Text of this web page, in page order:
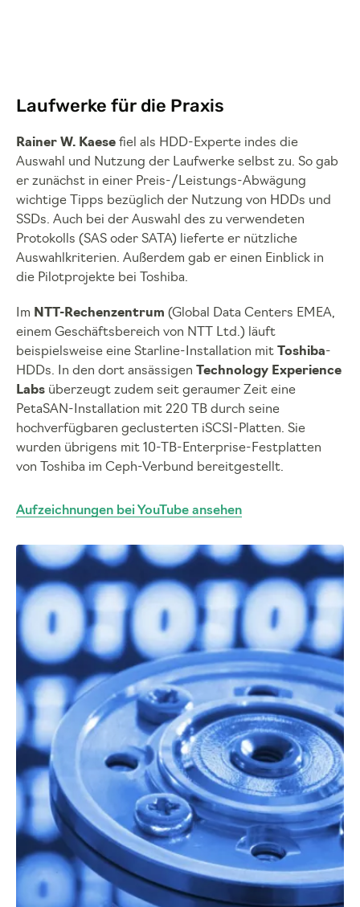
Laufwerke für die Praxis
Rainer W. Kaese fiel als HDD-Experte indes die
Auswahl und Nutzung der Laufwerke selbst zu. So gab
er zunächst in einer Preis-/Leistungs-Abwägung
wichtige Tipps bezüglich der Nutzung von HDDs und
SSDs. Auch bei der Auswahl des zu verwendeten
Protokolls (SAS oder SATA) lieferte er nützliche
Auswahlkriterien. Außerdem gab er einen Einblick in
die Pilotprojekte bei Toshiba.
Im NTT-Rechenzentrum (Global Data Centers EMEA,
einem Geschäftsbereich von NTT Ltd.) läuft
beispielsweise eine Starline-Installation mit Toshiba-
HDDs. In den dort ansässigen Technology Experience
Labs überzeugt zudem seit geraumer Zeit eine
PetaSAN-Installation mit 220 TB durch seine
hochverfügbaren geclusterten iSCSI-Platten. Sie
wurden übrigens mit 10-TB-Enterprise-Festplatten
von Toshiba im Ceph-Verbund bereitgestellt.
Aufzeichnungen bei YouTube ansehen